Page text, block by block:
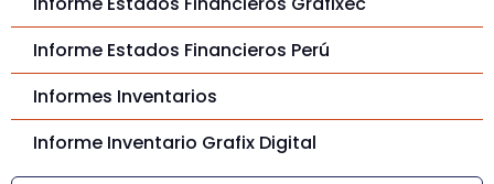
Informe Estados Financieros Perú
Informes Inventarios
Informe Inventario Grafix Digital